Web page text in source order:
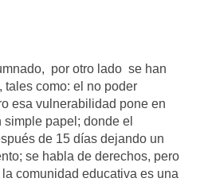
por otro lado se han
como: el no poder
esa vulnerabilidad pone en
papel; donde el
de 15 días dejando un
se habla de derechos, pero
comunidad educativa es una